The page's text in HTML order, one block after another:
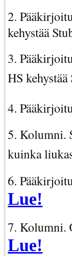
2.
kehystää
3.
HS
4.
5. Kolumni.
kuinka
6.
Lue!
7. Kolumni.
Lue!